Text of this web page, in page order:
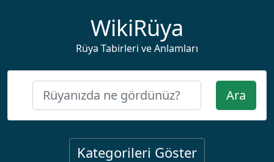
WikiRüya
Rüya Tabirleri ve Anlamları
Ara
Kategorileri Göster